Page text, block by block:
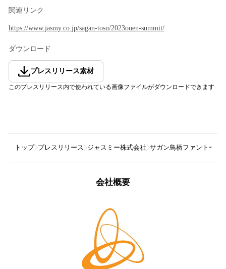
関連リンク
https://www.jasmy.co.jp/sagan-tosu/2023ouen-summit/
ダウンロード
プレスリリース素材
このプレスリリース内で使われている画像ファイルがダウンロードできます
トップ プレスリリース ジャスミー株式会社 サガン鳥栖ファントーク
会社概要